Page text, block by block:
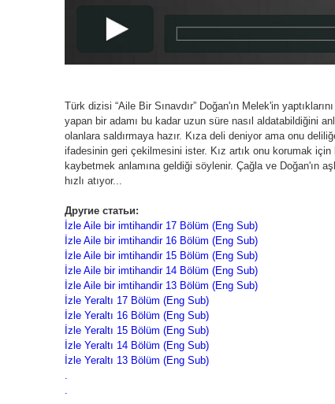
Türk dizisi “Aile Bir Sınavdır” Doğan'ın Melek'in
yapan bir adamı bu kadar uzun süre nasıl aldatabildiğini
olanlara saldırmaya hazır. Kıza deli deniyor ama onu
ifadesinin geri çekilmesini ister. Kız artık onu korumak
kaybetmek anlamına geldiği söylenir. Çağla ve Doğan'ın
hızlı atıyor...
Другие статьи:
İzle Aile bir imtihandir 17 Bölüm (Eng Sub)
İzle Aile bir imtihandir 16 Bölüm (Eng Sub)
İzle Aile bir imtihandir 15 Bölüm (Eng Sub)
İzle Aile bir imtihandir 14 Bölüm (Eng Sub)
İzle Aile bir imtihandir 13 Bölüm (Eng Sub)
İzle Yeraltı 17 Bölüm (Eng Sub)
İzle Yeraltı 16 Bölüm (Eng Sub)
İzle Yeraltı 15 Bölüm (Eng Sub)
İzle Yeraltı 14 Bölüm (Eng Sub)
İzle Yeraltı 13 Bölüm (Eng Sub)
.
.